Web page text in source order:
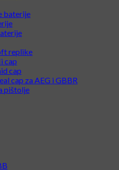
baterije
replike
cap
cap
cap za AEG i GBBR
pištolje